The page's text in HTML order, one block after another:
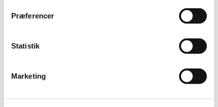
Præferencer
Statistik
Marketing
juli (11)
maj (21)
februar (12)